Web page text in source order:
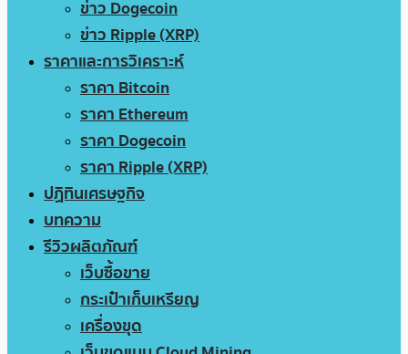
ข่าว Dogecoin
ข่าว Ripple (XRP)
ราคาและการวิเคราะห์
ราคา Bitcoin
ราคา Ethereum
ราคา Dogecoin
ราคา Ripple (XRP)
ปฏิทินเศรษฐกิจ
บทความ
รีวิวผลิตภัณฑ์
เว็บซื้อขาย
กระเป๋าเก็บเหรียญ
เครื่องขุด